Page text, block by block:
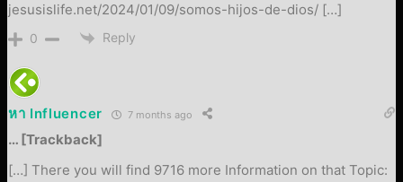
jesusislife.net/2024/01/09/somos-hijos-de-dios/ […]
0 Reply
หา Influencer 7 months ago
… [Trackback]
[…] There you will find 9716 more Information on that Topic: